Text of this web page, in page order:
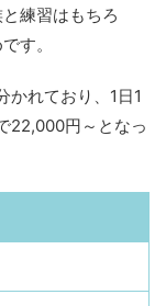
練習はもちろ
す。
かれており、1日1
22,000円～となっ